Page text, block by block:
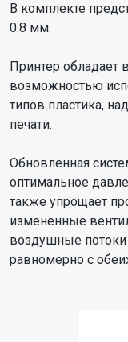
В комплекте
0.8 мм.
Принтер обладает
возможностью
типов пластика,
печати.
Обновленная
оптимальное
также упрощает
измененные
воздушные потоки
равномерно с